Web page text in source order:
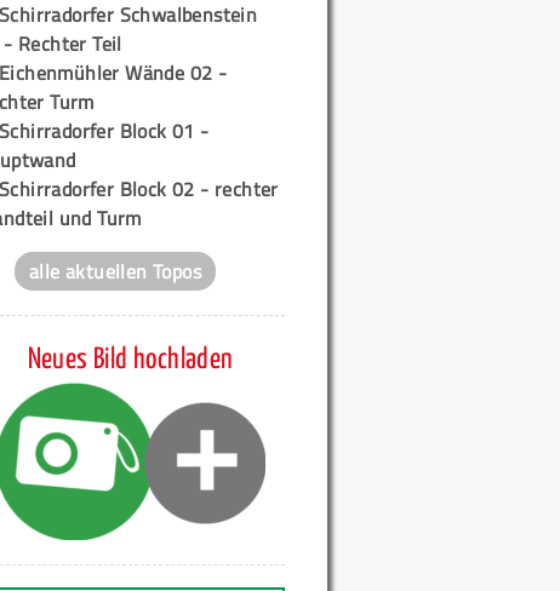
Schirradorfer Schwalbenstein
Rechter Teil
Eichenmühler Wände 02 -
Turm
Schirradorfer Block 01 -
Schirradorfer Block 02 - rechter
und Turm
alle aktuellen Topos
Neues Bild hochladen